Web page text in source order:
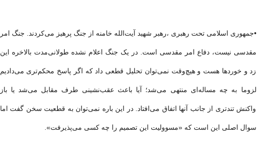
•جمهوری اسلامی تحت رهبری ،رهبر شهید آیت‌الله خامنه از جنگ پرهیز می‌کردند. جنگ امر
مقدسی نیست، دفاع امر مقدسی است. در یک جنگ اعلام نشده طولانی‌مدت بالاخره این
زد و خوردها هست و هیچ‌وقت نمی‌توان تحلیل قطعی داد که اگر پاسخ محکم‌تری می‌دادیم
لزوما به چه مساله‌ای منتهی می‌شد؛ آیا باعث عقب‌نشینی طرف مقابل می‌شد یا باز
واکنش تندتری از جانب آنها اتفاق می‌افتاد. در این باره نمی‌توان به قطعیت سخن گفت اما
سوال اصلی این است که «مسوولیت این تصمیم را چه کسی می‌پذیرفت».